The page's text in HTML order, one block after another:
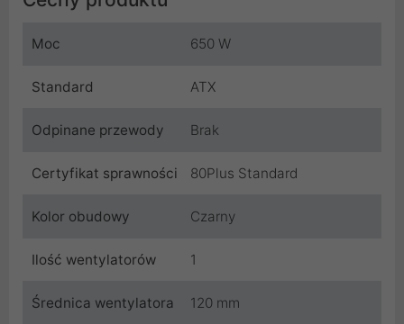
Moc 650 W
Standard ATX
Odpinane przewody Brak
Certyfikat sprawności 80Plus Standard
Kolor obudowy Czarny
Ilość wentylatorów 1
Średnica wentylatora 120 mm